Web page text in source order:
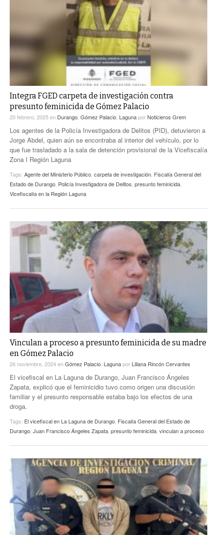
Integra FGED carpeta de investigación contra
presunto feminicida de Gómez Palacio
20 febrero, 2025en Durango Gómez Palacio LagunaporNoticieros Grem
Los agentes de la Policía Investigadora de Delitos (PID), detuvieron a
Jorge Abdel, quien aún se encontraba al interior del vehículo, por lo
que fue trasladado a la sala de detención provisional de la Vicefiscalía
Zona I Región Laguna
Tags: Agente del Ministerio Público carpeta de investigación Fiscalía General del
Estado de Durango Policía Investigadora de Delitos presunto feminicida
Vicefiscalía en la Región Laguna
Vinculan a proceso a presunto feminicida de su madre
en Gómez Palacio
26 noviembre, 2024enGómez Palacio, Lagunapor Liliana Rincón Cervantes
El vicefiscal en La Laguna de Durango, Juan Francisco Ángeles
Zapata, explicó que el feminicidio tuvo como origen una discusión
familiar y el presunto responsable estaba bajo los efectos de una
droga.
Tags: El vicefiscal en La Laguna de Durango, Fiscalía General del Estado de
Durango, Juan Francisco Ángeles Zapata, presunto feminicida, vinculan a proceso